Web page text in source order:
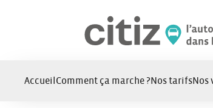
Accueil Comment ça marche ? Nos tarifsNos